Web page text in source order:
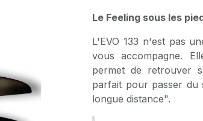
Le Feeling sous les
L'EVO 133 n'est pas
vous accompagne.
permet de retrouver
parfait pour passer
longue distance".